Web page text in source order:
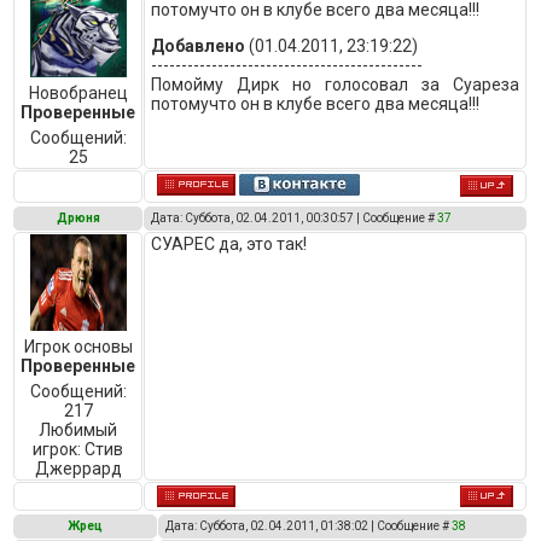
Новобранец
Проверенные
Сообщений:
25
потомучто он в клубе всего два месяца!!!
Добавлено (01.04.2011, 23:19:22)
---------------------------------------------
Помойму Дирк но голосовал за Суареза
потомучто он в клубе всего два месяца!!!
Дрюня Дата: Суббота, 02.04.2011, 00:30:57 | Сообщение #37
Игрок основы
Проверенные
Сообщений:
217
Любимый
игрок:Стив
Джеррард
СУАРЕС да, это так!
Жрец Дата: Суббота, 02.04.2011, 01:38:02 | Сообщение #38